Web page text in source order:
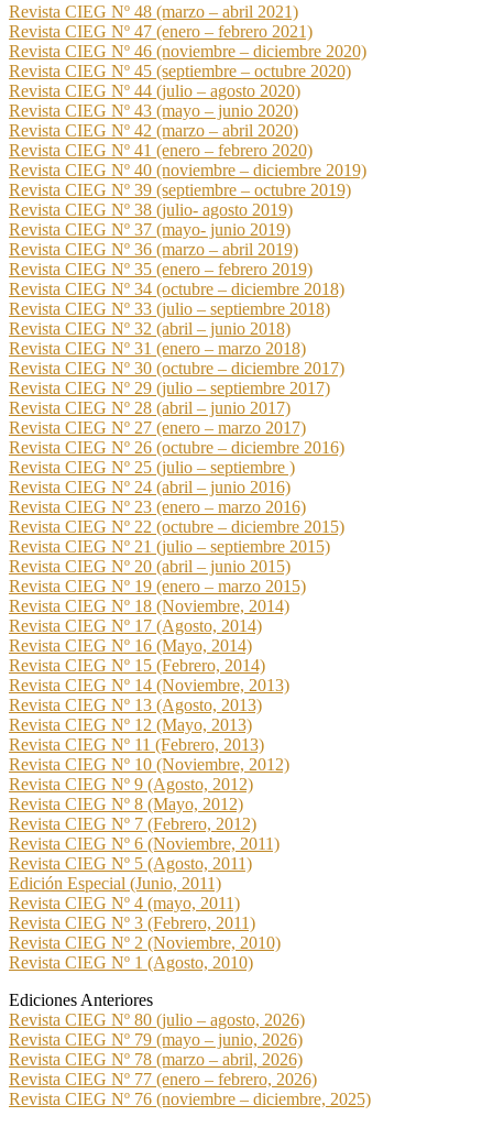
Revista CIEG Nº 1 (Agosto, 2010)
Revista CIEG Nº 2 (Noviembre, 2010)
Revista CIEG Nº 3 (Febrero, 2011)
Revista CIEG Nº 4 (mayo, 2011)
Edición Especial (Junio, 2011)
Revista CIEG Nº 5 (Agosto, 2011)
Revista CIEG Nº 6 (Noviembre, 2011)
Revista CIEG Nº 7 (Febrero, 2012)
Revista CIEG Nº 8 (Mayo, 2012)
Revista CIEG Nº 9 (Agosto, 2012)
Revista CIEG Nº 10 (Noviembre, 2012)
Revista CIEG Nº 11 (Febrero, 2013)
Revista CIEG Nº 12 (Mayo, 2013)
Revista CIEG Nº 13 (Agosto, 2013)
Revista CIEG Nº 14 (Noviembre, 2013)
Revista CIEG Nº 15 (Febrero, 2014)
Revista CIEG Nº 16 (Mayo, 2014)
Revista CIEG Nº 17 (Agosto, 2014)
Revista CIEG Nº 18 (Noviembre, 2014)
Revista CIEG Nº 19 (enero – marzo 2015)
Revista CIEG Nº 20 (abril – junio 2015)
Revista CIEG Nº 21 (julio – septiembre 2015)
Revista CIEG Nº 22 (octubre – diciembre 2015)
Revista CIEG Nº 23 (enero – marzo 2016)
Revista CIEG Nº 24 (abril – junio 2016)
Revista CIEG Nº 25 (julio – septiembre )
Revista CIEG Nº 26 (octubre – diciembre 2016)
Revista CIEG Nº 27 (enero – marzo 2017)
Revista CIEG Nº 28 (abril – junio 2017)
Revista CIEG Nº 29 (julio – septiembre 2017)
Revista CIEG Nº 30 (octubre – diciembre 2017)
Revista CIEG Nº 31 (enero – marzo 2018)
Revista CIEG Nº 32 (abril – junio 2018)
Revista CIEG Nº 33 (julio – septiembre 2018)
Revista CIEG Nº 34 (octubre – diciembre 2018)
Revista CIEG Nº 35 (enero – febrero 2019)
Revista CIEG Nº 36 (marzo – abril 2019)
Revista CIEG Nº 37 (mayo- junio 2019)
Revista CIEG Nº 38 (julio- agosto 2019)
Revista CIEG Nº 39 (septiembre – octubre 2019)
Revista CIEG Nº 40 (noviembre – diciembre 2019)
Revista CIEG Nº 41 (enero – febrero 2020)
Revista CIEG Nº 42 (marzo – abril 2020)
Revista CIEG Nº 43 (mayo – junio 2020)
Revista CIEG Nº 44 (julio – agosto 2020)
Revista CIEG Nº 45 (septiembre – octubre 2020)
Revista CIEG Nº 46 (noviembre – diciembre 2020)
Revista CIEG Nº 47 (enero – febrero 2021)
Revista CIEG Nº 48 (marzo – abril 2021)
Ediciones Anteriores
Revista CIEG Nº 80 (julio – agosto, 2026)
Revista CIEG Nº 79 (mayo – junio, 2026)
Revista CIEG Nº 78 (marzo – abril, 2026)
Revista CIEG Nº 77 (enero – febrero, 2026)
Revista CIEG Nº 76 (noviembre – diciembre, 2025)